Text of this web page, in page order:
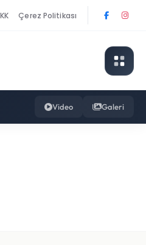
Çerez Politikası
Video Galeri